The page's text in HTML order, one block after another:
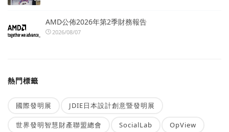
AMD公佈2026年第2季財務報告
2026/08/07
熱門標籤
國際發明展 JDIE日本設計創意暨發明展
世界發明智慧財產聯盟總會 SocialLab OpView